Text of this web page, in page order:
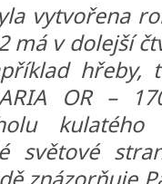
vytvořena
má v dolejší
hřeby,
OR –
světové